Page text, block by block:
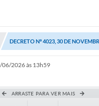
DECRETO Nº 4023, 30 DE
06/2026 às 13h59
ARRASTE PARA VER MAIS